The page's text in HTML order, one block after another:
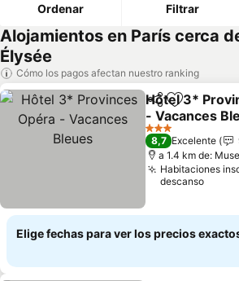
Ordenar Filtrar
Alojamientos en París cerca
Élysée
Cómo los pagos afectan nuestro ranking
CompartirAgregar
Hôtel 3*
- Vacances
Ver precios
3 Estrellas
8,7 Excelente
a 1.4 km de:
Habitaciones
descanso
Elige fechas para ver los precios